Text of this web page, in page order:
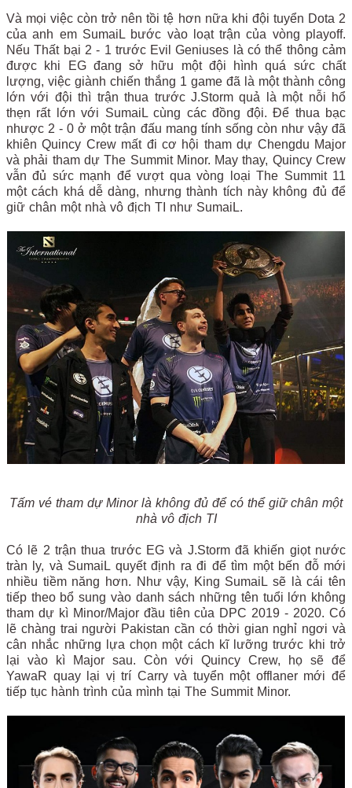
Và mọi việc còn trở nên tồi tệ hơn nữa khi đội tuyển Dota 2
của anh em SumaiL bước vào loạt trận của vòng playoff.
Nếu Thất bại 2 - 1 trước Evil Geniuses là có thể thông cảm
được khi EG đang sở hữu một đội hình quá sức chất
lượng, việc giành chiến thắng 1 game đã là một thành công
lớn với đội thì trận thua trước J.Storm quả là một nỗi hổ
thẹn rất lớn với SumaiL cùng các đồng đội. Để thua bạc
nhược 2 - 0 ở một trận đấu mang tính sống còn như vậy đã
khiên Quincy Crew mất đi cơ hội tham dự Chengdu Major
và phải tham dự The Summit Minor. May thay, Quincy Crew
vẫn đủ sức mạnh để vượt qua vòng loại The Summit 11
một cách khá dễ dàng, nhưng thành tích này không đủ để
giữ chân một nhà vô địch TI như SumaiL.
Tấm vé tham dự Minor là không đủ để có thể giữ chân một
nhà vô địch TI
Có lẽ 2 trận thua trước EG và J.Storm đã khiến giọt nước
tràn ly, và SumaiL quyết định ra đi để tìm một bến đỗ mới
nhiều tiềm năng hơn. Như vậy, King SumaiL sẽ là cái tên
tiếp theo bổ sung vào danh sách những tên tuổi lớn không
tham dự kì Minor/Major đầu tiên của DPC 2019 - 2020. Có
lẽ chàng trai người Pakistan cần có thời gian nghỉ ngơi và
cân nhắc những lựa chọn một cách kĩ lưỡng trước khi trở
lại vào kì Major sau. Còn với Quincy Crew, họ sẽ để
YawaR quay lại vị trí Carry và tuyển một offlaner mới để
tiếp tục hành trình của mình tại The Summit Minor.